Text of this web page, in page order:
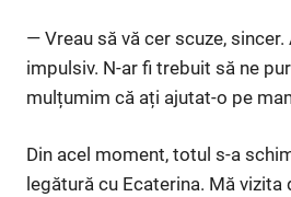
— Vreau să vă cer scuze,
impulsiv. N-ar fi trebuit să ne
mulțumim că ați ajutat-o pe
Din acel moment, totul s-a
legătură cu Ecaterina. Mă vizita